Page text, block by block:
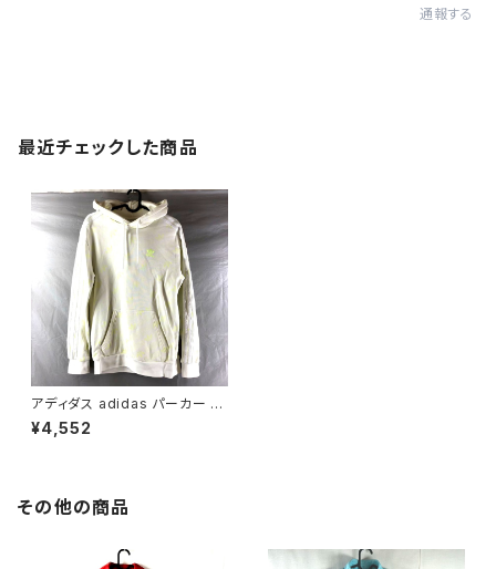
通報する
最近チェックした商品
アディダス adidas パーカー ロ
ゴプリント ロゴワンポイント刺
繍 白 810833
¥4,552
その他の商品